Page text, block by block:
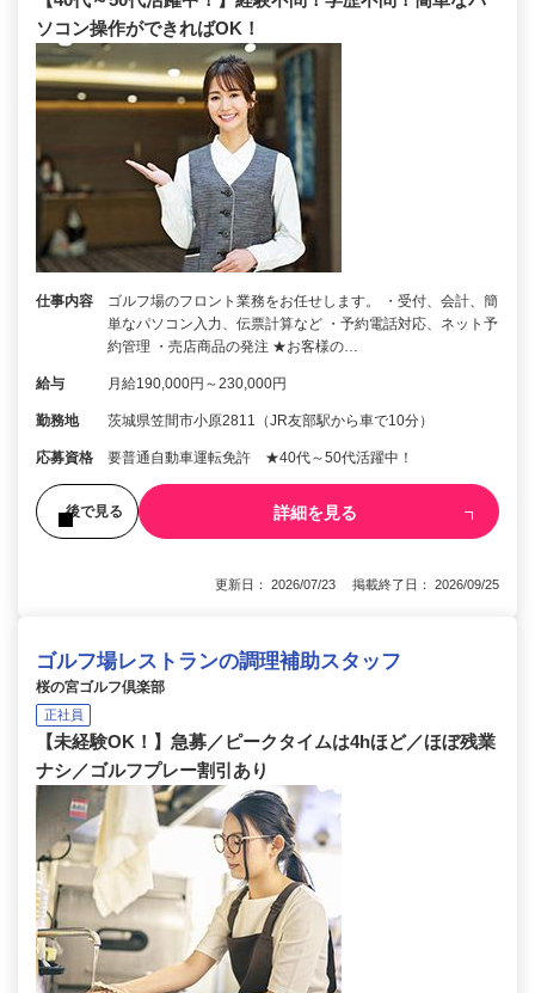
ソコン操作ができればOK！
仕事内容
ゴルフ場のフロント業務をお任せします。 ・受付、会計、簡
単なパソコン入力、伝票計算など ・予約電話対応、ネット予
約管理 ・売店商品の発注 ★お客様の…
給与 月給190,000円～230,000円
勤務地 茨城県笠間市小原2811（JR友部駅から車で10分）
応募資格 要普通自動車運転免許 ★40代～50代活躍中！
後で見る 詳細を見る
更新日： 2026/07/23 掲載終了日： 2026/09/25
ゴルフ場レストランの調理補助スタッフ
桜の宮ゴルフ倶楽部
正社員
【未経験OK！】急募／ピークタイムは4hほど／ほぼ残業
ナシ／ゴルフプレー割引あり